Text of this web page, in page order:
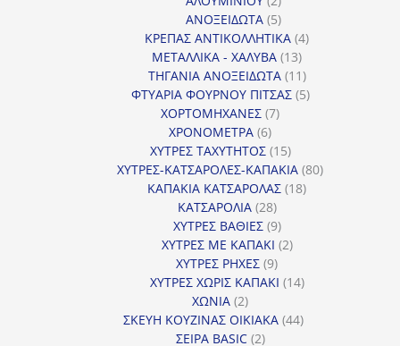
προϊόντα
ΑΝΟΞΕΙΔΩΤΑ 55
προϊόντα
ΚΡΕΠΑΣ ΑΝΤΙΚΟΛΛΗΤΙΚΑ 44
ΜΕΤΑΛΛΙΚΑ - ΧΑΛΥΒΑ 1313
προϊόντα
ΤΗΓΑΝΙΑ ΑΝΟΞΕΙΔΩΤΑ 1111
προϊόντα
ΦΤΥΑΡΙΑ ΦΟΥΡΝΟΥ ΠΙΤΣΑΣ 55
ΧΟΡΤΟΜΗΧΑΝΕΣ 77
ΧΡΟΝΟΜΕΤΡΑ 66
προϊόντα
ΧΥΤΡΕΣ ΤΑΧΥΤΗΤΟΣ 1515
προϊόντα
ΧΥΤΡΕΣ-ΚΑΤΣΑΡΟΛΕΣ-ΚΑΠΑΚΙΑ 8080
ΚΑΠΑΚΙΑ ΚΑΤΣΑΡΟΛΑΣ 1818
ΚΑΤΣΑΡΟΛΙΑ 2828
προϊόντα
ΧΥΤΡΕΣ ΒΑΘΙΕΣ 99
προϊόντα
ΧΥΤΡΕΣ ΜΕ ΚΑΠΑΚΙ 22
ΧΥΤΡΕΣ ΡΗΧΕΣ 99
προϊόντα
ΧΥΤΡΕΣ ΧΩΡΙΣ ΚΑΠΑΚΙ 1414
ΧΩΝΙΑ 22
προϊόντα
ΣΚΕΥΗ ΚΟΥΖΙΝΑΣ ΟΙΚΙΑΚΑ 4444
ΣΕΙΡΑ BASIC 22